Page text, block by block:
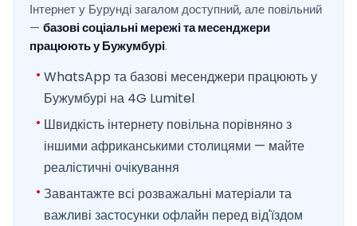
Інтернет у Бурунді загалом доступний, але повільний
— базові соціальні мережі та месенджери
працюють у Бужумбурі.
WhatsApp та базові месенджери працюють у
Бужумбурі на 4G Lumitel
Швидкість інтернету повільна порівняно з
іншими африканськими столицями — майте
реалістичні очікування
Завантажте всі розважальні матеріали та
важливі застосунки офлайн перед від'їздом